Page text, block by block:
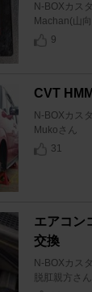
N-BOXカス
Machan(山
9
CVT
N-BOXカス
Mukoさん
31
エアコン
交換
N-BOXカス
脱肛親方さん